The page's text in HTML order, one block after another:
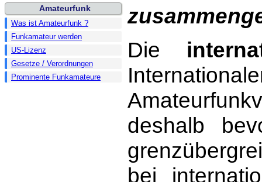
Amateurfunk
Was ist Amateurfunk ?
Funkamateur werden
US-Lizenz
Gesetze / Verordnungen
Prominente Funkamateure
Die
deshalb
bei